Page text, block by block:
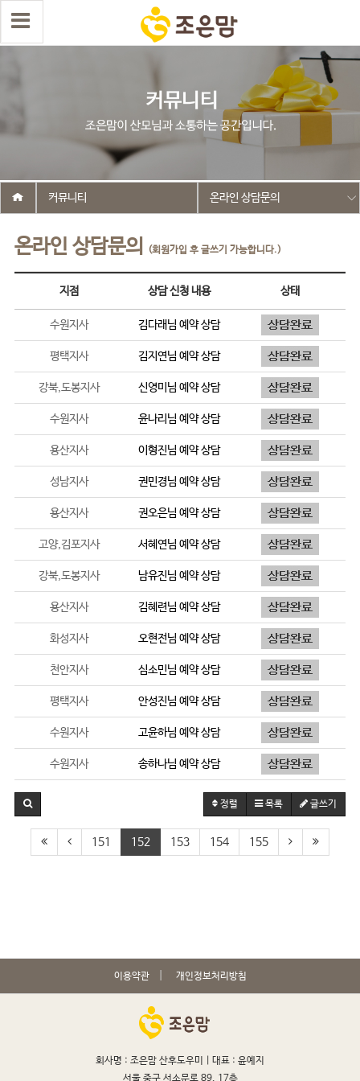
온라인 상담문의 (회원가입 후 글쓰기 가능합니다.)
커뮤니티 온라인 상담문의
지점 상담 신청 내용 상태
수원지사 김다래님 예약 상담
평택지사 김지연님 예약 상담
강북,도봉지사 신영미 님 예약 상담
수원지사 윤나리 님 예약 상담
용산지사 이형진님 예약 상담
성남지사 권민경님 예약 상담
용산지사 권오은님 예약 상담
고양,김포지사 서혜연님 예약 상담
강북,도봉지사 남유진님 예약 상담
용산지사 김혜련님 예약 상담
화성지사 오현전님 예약 상담
천안지사 심소민님 예약 상담
평택지사 안성진님 예약 상담
수원지사 고윤하님 예약 상담
수원지사 송하나님 예약 상담
정렬 목록 글쓰기
151 152 153 154 155
이용약관 개인정보처리방침
회사명 : 조은맘 산후도우미 | 대표 : 윤예지
서울 중구 서소문로 89, 17층